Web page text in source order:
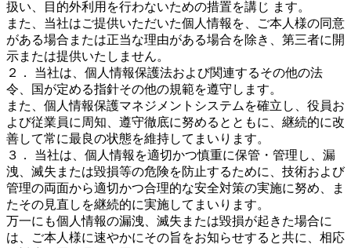
扱い、目的外利用を行わないための措置を講じ ます。
また、当社はご提供いただいた個人情報を、ご本人様の同意
がある場合または正当な理由がある場合を除き、第三者に開
示または提供いたしません。
２． 当社は、個人情報保護法および関連するその他の法
令、国が定める指針その他の規範を遵守します。
また、個人情報保護マネジメントシステムを確立し、役員お
よび従業員に周知、遵守徹底に努めるとともに、継続的に改
善して常に最良の状態を維持してまいります。
３． 当社は、個人情報を適切かつ慎重に保管・管理し、漏
洩、滅失または毀損等の危険を防止するために、技術および
管理の両面から適切かつ合理的な安全対策の実施に努め、ま
たその見直しを継続的に実施してまいります。
万一にも個人情報の漏洩、滅失または毀損が起きた場合に
は、ご本人様に速やかにその旨をお知らせすると共に、相応